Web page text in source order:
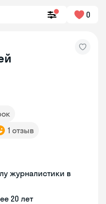
0
1 отзыв
журналистики в
20 лет